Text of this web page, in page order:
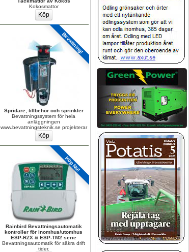
Kokosmattor
Bevattning!
Spridare, tillbehör och sprinkler
Bevattningssystem för hela
anläggningen
www.bevattningsteknik.se projekterar
Köp Nu!
Rainbird Bevattningsautomatik
kontroller för inomhus/utomhus
ESP-RZX & ESP-TM2 serie
Bevattningsautomatik för säkra drift
tider.